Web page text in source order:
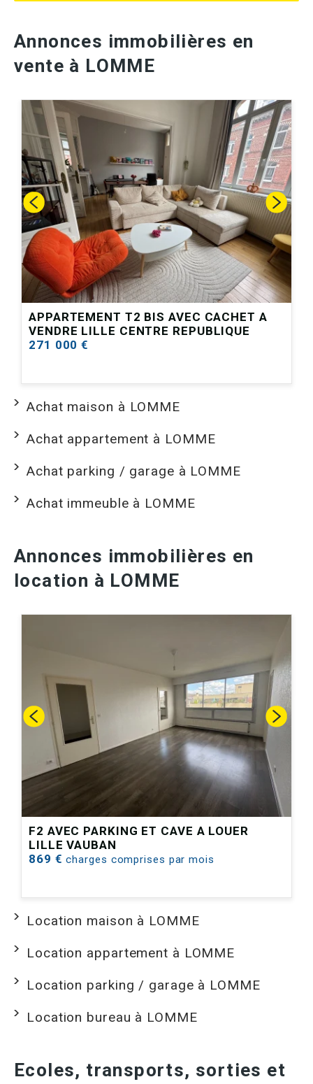
Annonces immobilières en
vente à LOMME
APPARTEMENT T2 BIS AVEC CACHET A
VENDRE LILLE CENTRE REPUBLIQUE
271 000 €
Achat maison à LOMME
Achat appartement à LOMME
Achat parking / garage à LOMME
Achat immeuble à LOMME
Annonces immobilières en
location à LOMME
F2 AVEC PARKING ET CAVE A LOUER
LILLE VAUBAN
869 €charges comprises par mois
Location maison à LOMME
Location appartement à LOMME
Location parking / garage à LOMME
Location bureau à LOMME
Ecoles, transports, sorties et